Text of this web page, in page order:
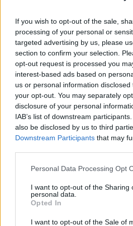
If you wish to opt-out of the sale,
processing of your personal or
targeted advertising by us, please
section to confirm your selection.
opt-out request is processed you
interest-based ads based on
us or personal information
your opt-out. You may separately
disclosure of your personal
IAB’s list of downstream
also be disclosed by us to third
Downstream Participants that may
Please note that this website/app
not limited to your visit or usage
grant or deny consent to Google
use your data for below specified
consent section.
Personal Data Processing Opt
I want to opt-out of the Sharing
personal data.
Opted In
I want to opt-out of the Sale of